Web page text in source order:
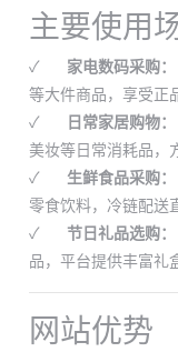
主要使用
✓ 家电数码采购：
等大件商品，享受正
✓
日常家居购物：
美妆等日常消耗品，
✓
生鲜食品采购：
零食饮料，冷链配送
✓
节日礼品选购：
品，平台提供丰富礼
网站优势